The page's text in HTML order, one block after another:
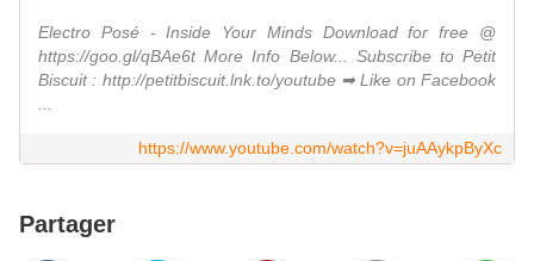
Electro Posé - Inside Your Minds Download for free @
https://goo.gl/qBAe6t More Info Below... Subscribe to Petit
Biscuit : http://petitbiscuit.lnk.to/youtube ➡ Like on Facebook
https://www.youtube.com/watch?v=juAAykpByXc
Partager